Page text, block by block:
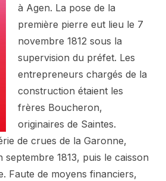
à Agen. La pose de la
première pierre eut lieu le 7
novembre 1812 sous la
supervision du préfet. Les
entrepreneurs chargés de la
construction étaient les
frères Boucheron,
originaires de Saintes.
de crues de la Garonne,
1813, puis le caisson
Faute de moyens financiers,